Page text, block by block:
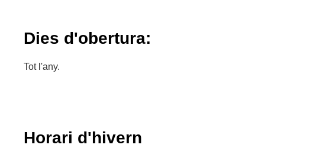
Dies d'obertura:
Tot l'any.
Horari d'hivern